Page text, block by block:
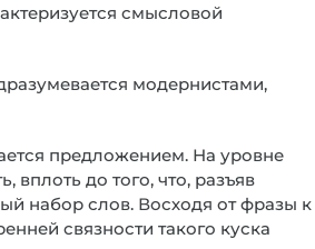
смысловой
модернистами,
предложением. На уровне
вплоть до того, что, разъяв
набор слов. Восходя от фразы к
связности такого куска